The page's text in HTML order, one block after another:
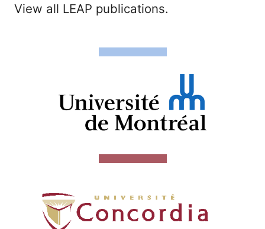
View all LEAP publications.